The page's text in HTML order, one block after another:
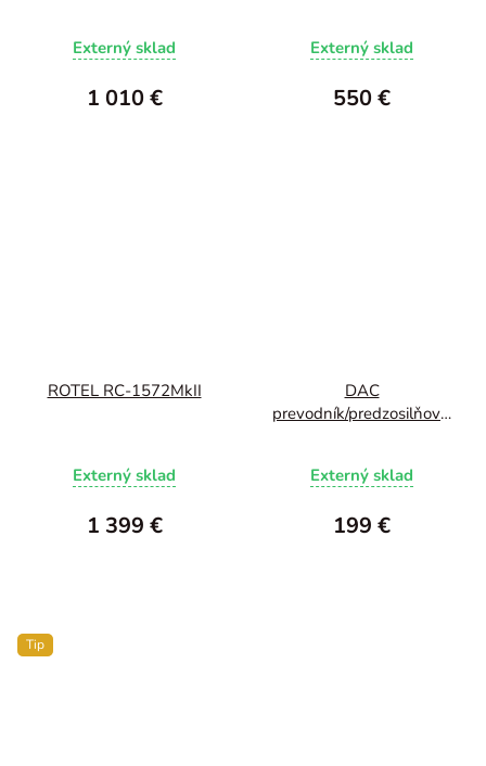
Externý sklad
1 010 €
Externý sklad
550 €
ROTEL RC-1572MkII
Externý sklad
1 399 €
DAC
prevodník/predzosilňovač
Externý sklad
199 €
Tip